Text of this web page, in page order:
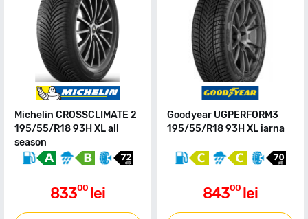
Michelin CROSSCLIMATE 2
195/55/R18 93H XL all
season
83300 lei
Goodyear UGPERFORM3
195/55/R18 93H XL iarna
84300 lei